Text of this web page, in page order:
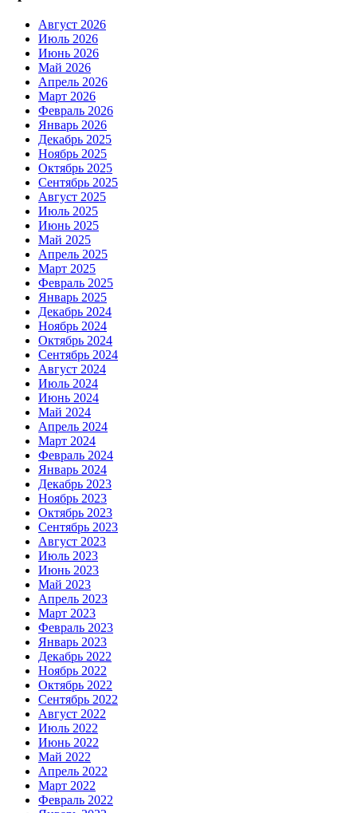
Август 2026
Июль 2026
Июнь 2026
Май 2026
Апрель 2026
Март 2026
Февраль 2026
Январь 2026
Декабрь 2025
Ноябрь 2025
Октябрь 2025
Сентябрь 2025
Август 2025
Июль 2025
Июнь 2025
Май 2025
Апрель 2025
Март 2025
Февраль 2025
Январь 2025
Декабрь 2024
Ноябрь 2024
Октябрь 2024
Сентябрь 2024
Август 2024
Июль 2024
Июнь 2024
Май 2024
Апрель 2024
Март 2024
Февраль 2024
Январь 2024
Декабрь 2023
Ноябрь 2023
Октябрь 2023
Сентябрь 2023
Август 2023
Июль 2023
Июнь 2023
Май 2023
Апрель 2023
Март 2023
Февраль 2023
Январь 2023
Декабрь 2022
Ноябрь 2022
Октябрь 2022
Сентябрь 2022
Август 2022
Июль 2022
Июнь 2022
Май 2022
Апрель 2022
Март 2022
Февраль 2022